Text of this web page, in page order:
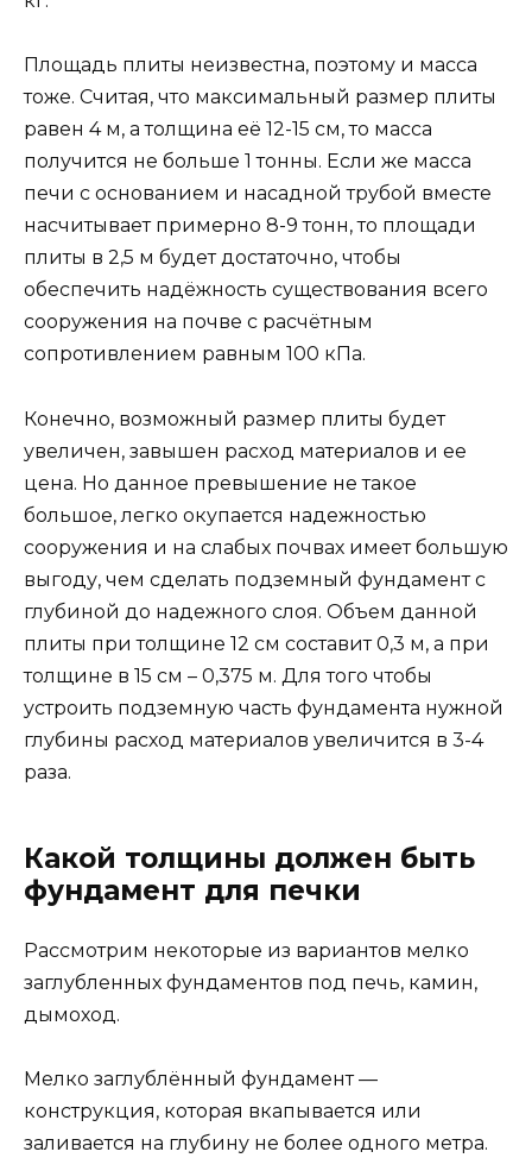
Площадь плиты неизвестна, поэтому и масса
тоже. Считая, что максимальный размер плиты
равен 4 м, а толщина её 12-15 см, то масса
получится не больше 1 тонны. Если же масса
печи с основанием и насадной трубой вместе
насчитывает примерно 8-9 тонн, то площади
плиты в 2,5 м будет достаточно, чтобы
обеспечить надёжность существования всего
сооружения на почве с расчётным
сопротивлением равным 100 кПа.
Конечно, возможный размер плиты будет
увеличен, завышен расход материалов и ее
цена. Но данное превышение не такое
большое, легко окупается надежностью
сооружения и на слабых почвах имеет большую
выгоду, чем сделать подземный фундамент с
глубиной до надежного слоя. Объем данной
плиты при толщине 12 см составит 0,3 м, а при
толщине в 15 см – 0,375 м. Для того чтобы
устроить подземную часть фундамента нужной
глубины расход материалов увеличится в 3-4
раза.
Какой толщины должен быть
фундамент для печки
Рассмотрим некоторые из вариантов мелко
заглубленных фундаментов под печь, камин,
дымоход.
Мелко заглублённый фундамент —
конструкция, которая вкапывается или
заливается на глубину не более одного метра.